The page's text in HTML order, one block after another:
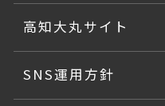
高知大丸サイト
SNS運用方針